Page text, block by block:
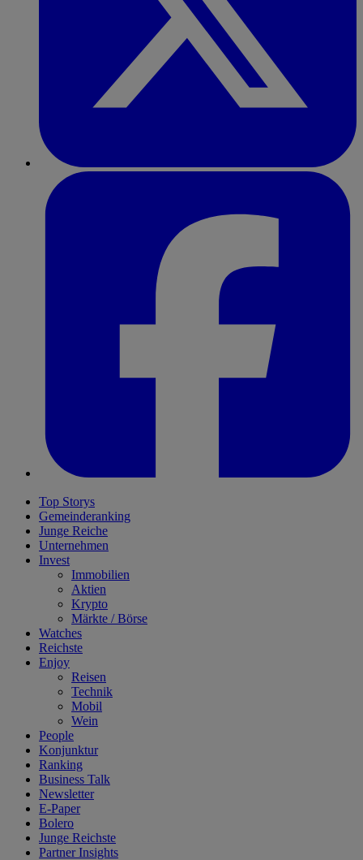
Top Storys
Gemeinderanking
Junge Reiche
Unternehmen
Invest
Immobilien
Aktien
Krypto
Märkte / Börse
Watches
Reichste
Enjoy
Reisen
Technik
Mobil
Wein
People
Konjunktur
Ranking
Business Talk
Newsletter
E-Paper
Bolero
Junge Reichste
Partner Insights